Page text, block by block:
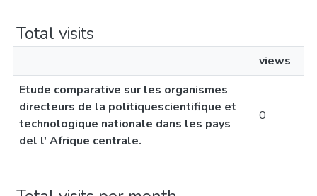
Total visits
views
Etude comparative sur les organismes
directeurs de la politiquescientifique et
technologique nationale dans les pays
del l' Afrique centrale.
0